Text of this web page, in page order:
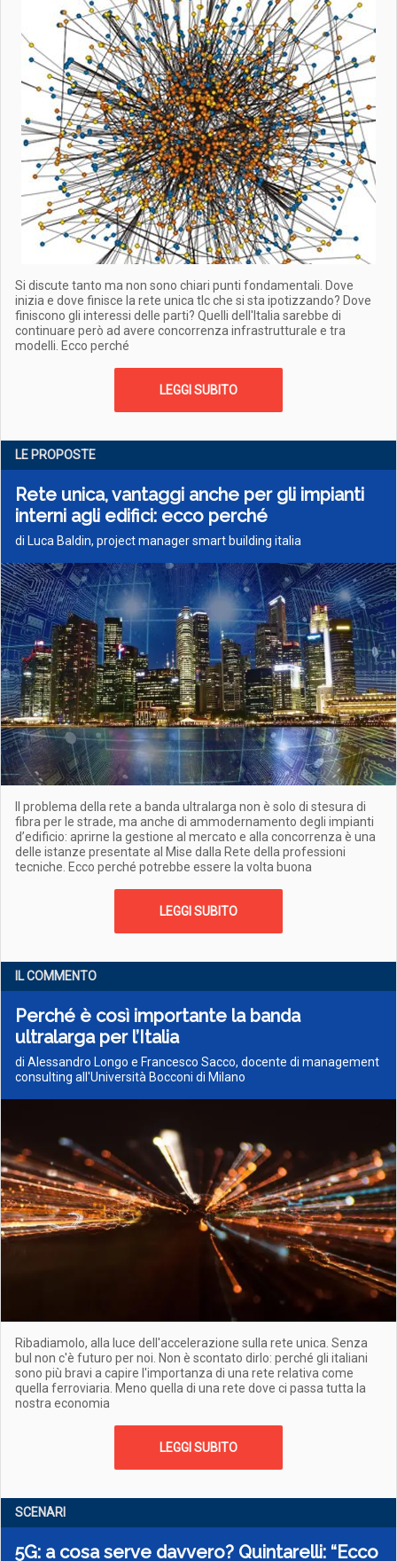
Si discute tanto ma non sono chiari punti fondamentali. Dove
inizia e dove finisce la rete unica tlc che si sta ipotizzando? Dove
finiscono gli interessi delle parti? Quelli dell'Italia sarebbe di
continuare però ad avere concorrenza infrastrutturale e tra
modelli. Ecco perché
LEGGI SUBITO
LE PROPOSTE
Rete unica, vantaggi anche per gli impianti
interni agli edifici: ecco perché
di Luca Baldin, project manager smart building italia
Il problema della rete a banda ultralarga non è solo di stesura di
fibra per le strade, ma anche di ammodernamento degli impianti
d’edificio: aprirne la gestione al mercato e alla concorrenza è una
delle istanze presentate al Mise dalla Rete della professioni
tecniche. Ecco perché potrebbe essere la volta buona
LEGGI SUBITO
IL COMMENTO
Perché è così importante la banda
ultralarga per l’Italia
di Alessandro Longo e Francesco Sacco, docente di management
consulting all'Università Bocconi di Milano
Ribadiamolo, alla luce dell'accelerazione sulla rete unica. Senza
bul non c'è futuro per noi. Non è scontato dirlo: perché gli italiani
sono più bravi a capire l'importanza di una rete relativa come
quella ferroviaria. Meno quella di una rete dove ci passa tutta la
nostra economia
LEGGI SUBITO
SCENARI
5G: a cosa serve davvero? Quintarelli: “Ecco